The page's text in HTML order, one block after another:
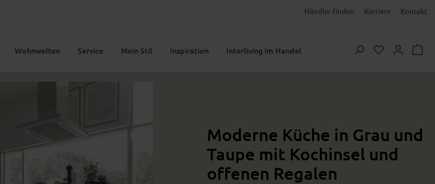
Händler finden Karriere Kontakt
Wohnwelten Service Mein Stil Inspiration Interliving im Handel Du hast 0
Moderne Küche in Grau und
Taupe mit Kochinsel und
offenen Regalen